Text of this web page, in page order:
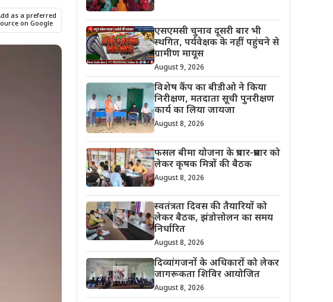
as a preferred
on Google
एसएमसी चुनाव दूसरी बार भी
स्थगित, पर्यवेक्षक के नहीं पहुंचने से
ग्रामीण मायूस
August 9, 2026
विशेष कैंप का बीडीओ ने किया
निरीक्षण, मतदाता सूची पुनरीक्षण
कार्य का लिया जायजा
August 8, 2026
फसल बीमा योजना के प्रचार-प्रसार को
लेकर कृषक मित्रों की बैठक
August 8, 2026
स्वतंत्रता दिवस की तैयारियों को
लेकर बैठक, झंडोत्तोलन का समय
निर्धारित
August 8, 2026
दिव्यांगजनों के अधिकारों को लेकर
जागरूकता शिविर आयोजित
August 8, 2026